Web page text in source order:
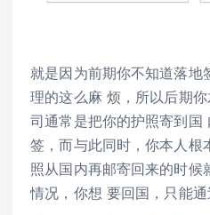
就是因为前期你不知道落地
理的这么麻 烦，所以后期
司通常是把你的护照寄到国
签，而与此同时，你本人根
照从国内再邮寄回来的时候
情况，你想 要回国，只能通